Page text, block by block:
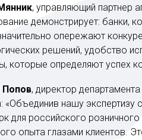
, управляющий партнер
демонстрирует: банки,
опережают
решений, удобство
которые определяют успех
Попов, директор
«Объединив нашу экспертизу
для российского
опыта глазами клиентов.